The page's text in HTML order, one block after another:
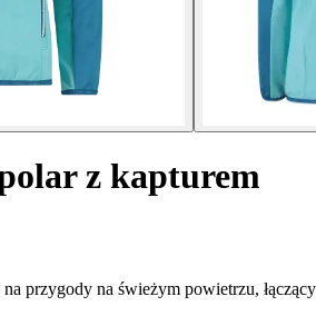
z kapturem
przygody na świeżym powietrzu,